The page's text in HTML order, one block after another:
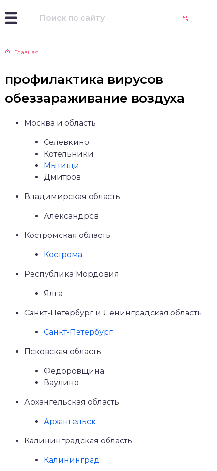
Главная
профилактика вирусов
обеззараживание воздуха
Москва и область
Селевкино
Котельники
Мытищи
Дмитров
Владимирская область
Александров
Костромская область
Кострома
Республика Мордовия
Ялга
Санкт-Петербург и Ленинградская область
Санкт-Петербург
Псковская область
Федоровщина
Ваулино
Архангельская область
Архангельск
Калининградская область
Калининград